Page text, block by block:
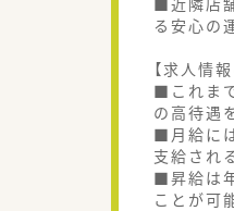
る安心の
【求人情
■これま
の高待遇
■月給に
支給され
■昇給は
ことが可